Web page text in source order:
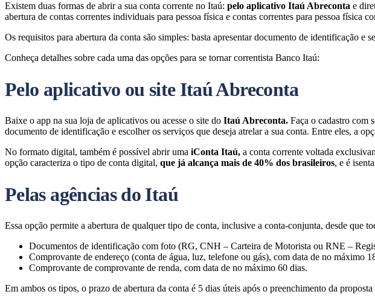
Existem duas formas de abrir a sua conta corrente no Itaú: pelo aplicativo Itaú Abreconta e
abertura de contas correntes individuais para pessoa física e contas correntes para pessoa física
Os requisitos para abertura da conta são simples: basta apresentar documento de identificação e
Conheça detalhes sobre cada uma das opções para se tornar correntista Banco Itaú:
Pelo aplicativo ou site Itaú Abreconta
Baixe o app na sua loja de aplicativos ou acesse o site do Itaú Abreconta. Faça o cadastro com
documento de identificação e escolher os serviços que deseja atrelar a sua conta. Entre eles, a
No formato digital, também é possível abrir uma iConta Itaú, a conta corrente voltada
opção caracteriza o tipo de conta digital, que já alcança mais de 40% dos brasileiros, e é
Pelas agências do Itaú
Essa opção permite a abertura de qualquer tipo de conta, inclusive a conta-conjunta, desde que
Documentos de identificação com foto (RG, CNH – Carteira de Motorista ou RNE –
Comprovante de endereço (conta de água, luz, telefone ou gás), com data de no máximo
Comprovante de comprovante de renda, com data de no máximo 60 dias.
Em ambos os tipos, o prazo de abertura da conta é 5 dias úteis após o preenchimento da